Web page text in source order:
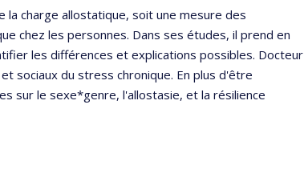
la charge allostatique, soit une mesure des
chez les personnes. Dans ses études, il prend en
les différences et explications possibles. Docteur
sociaux du stress chronique. En plus d'être
sur le sexe*genre, l'allostasie, et la résilience